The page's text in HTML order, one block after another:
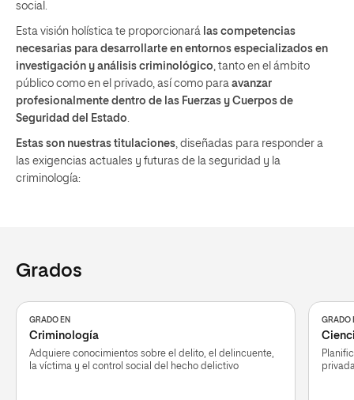
social.
Esta visión holística te proporcionará las competencias
necesarias para desarrollarte en entornos especializados en
investigación y análisis criminológico, tanto en el ámbito
público como en el privado, así como para avanzar
profesionalmente dentro de las Fuerzas y Cuerpos de
Seguridad del Estado.
Estas son nuestras titulaciones, diseñadas para responder a
las exigencias actuales y futuras de la seguridad y la
criminología:
Grados
GRADO EN
Criminología
Adquiere conocimientos sobre el delito, el delincuente,
la víctima y el control social del hecho delictivo
GRADO